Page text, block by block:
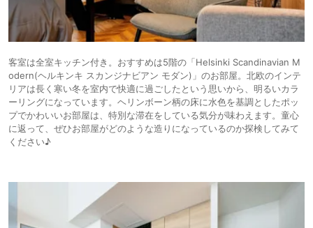
客室は全室キッチン付き。おすすめは5階の「Helsinki Scandinavian M
odern(ヘルキンキ スカンジナビアン モダン)」のお部屋。北欧のインテ
リアは長く寒い冬を室内で快適に過ごしたという思いから、明るいカラ
ーリングになっています。ヘリンボーン柄の床に水色を基調としたポッ
プでかわいいお部屋は、特別な滞在をしている気分が味わえます。童心
に返って、ぜひお部屋がどのような造りになっているのか探検してみて
ください♪